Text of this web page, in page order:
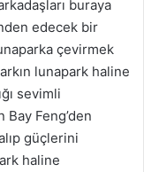
buraya
edecek bir
çevirmek
lunapark haline
sevimli
Feng’den
güçlerini
haline